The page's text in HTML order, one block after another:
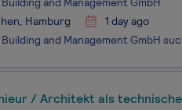
Hamburg
1 day ago
/ Architekt als